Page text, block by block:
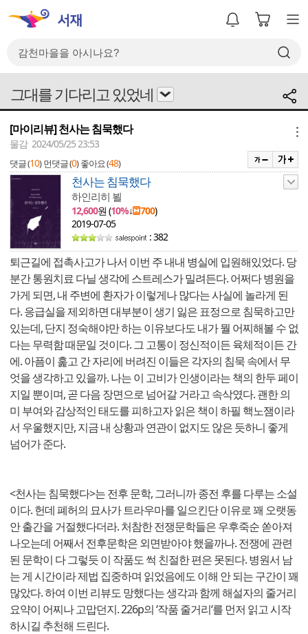
그대를 기다리고 있었네
[마이리뷰] 천사는 침묵했다
물감 2024/05/25 23:53
댓글 (10) 먼댓글 (0) 좋아요 (48)
천사는 침묵했다
하인리히 뵐
12,600원 (10%↓ 700)
2019-07-05
: 382
퇴근길에 접촉사고가 나서 이번 주 내내 병실에 입원해있었다. 당
분간 통원치료 다닐 생각에 스트레스가 밀려든다. 어쩌다 병원을
가게 되면, 내 주변에 환자가 이렇게나 많다는 사실에 놀라게 된
다. 응급실을 제외하면 대부분이 생기 잃은 표정으로 침묵하고만
있는데, 단지 정숙해야만 하는 이유보다도 내가 뭘 어찌해볼 수 없
다는 무력함 때문일 것이다. 그 고통이 정신적이든 육체적이든 간
에. 아픔이 훑고 간 자리에 버려진 이들은 각자의 침묵 속에서 무
엇을 생각하고 있을까. 나는 이 고비가 인생이라는 책의 한두 페이
지일 뿐이며, 곧 다음 장면으로 넘어갈 거라고 속삭였다. 괜한 의
미 부여와 감상적인 태도를 피하고자 읽은 책이 하필 핵노잼이라
서 우울했지만, 지금 내 상황과 연관이 없지도 않은 듯하니 좋게
넘어가 준다.
<천사는 침묵했다>는 전후 문학, 그러니까 종전 후를 다루는 소설
이다. 헌데 폐허의 묘사가 트라우마를 일으킨단 이유로 꽤 오랫동
안 출간을 거절했다더라. 처참한 전쟁문학들은 우후죽순 쏟아져
나오는데 어째서 전후문학은 외면받아야 했을까나. 전쟁에 관련
된 문학이 다 그렇듯 이 작품도 썩 친절한 편은 못된다. 병원서 남
는 게 시간이라 제법 집중하며 읽었음에도 이해 안 되는 구간이 꽤
많았다. 하여 이번 리뷰도 망했다는 생각과 함께 해설자의 줄거리
요약이 어찌나 고맙던지. 226p의 ‘작품 줄거리‘를 먼저 읽고 시작
하시길 추천해 드린다.